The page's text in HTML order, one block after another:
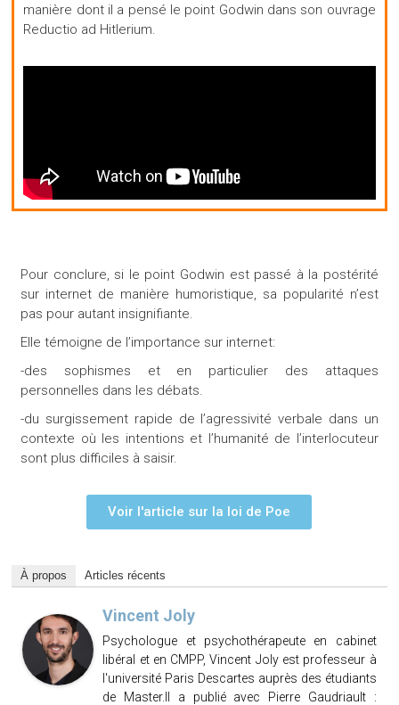
manière dont il a pensé le point Godwin dans son ouvrage
Reductio ad Hitlerium.
Pour conclure, si le point Godwin est passé à la postérité
sur internet de manière humoristique, sa popularité n’est
pas pour autant insignifiante.
Elle témoigne de l’importance sur internet:
-des sophismes et en particulier des attaques
personnelles dans les débats.
-du surgissement rapide de l’agressivité verbale dans un
contexte où les intentions et l’humanité de l’interlocuteur
sont plus difficiles à saisir.
Voir l'article sur la loi de Poe
À propos Articles récents
Vincent Joly
Psychologue et psychothérapeute en cabinet
libéral et en CMPP, Vincent Joly est professeur à
l'université Paris Descartes auprès des étudiants
de Master.Il a publié avec Pierre Gaudriault :